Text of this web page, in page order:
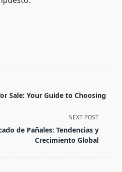
Sale: Your Guide to Choosing
NEXT POST
de Pañales: Tendencias y
Crecimiento Global